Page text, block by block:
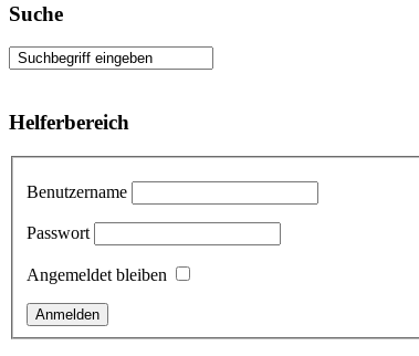
Suche
Helferbereich
Benutzername
Passwort
Angemeldet bleiben